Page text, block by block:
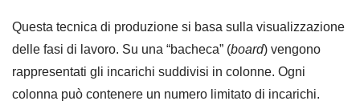
Questa tecnica di produzione si basa sulla visualizzazione
delle fasi di lavoro. Su una “bacheca” (board) vengono
rappresentati gli incarichi suddivisi in colonne. Ogni
colonna può contenere un numero limitato di incarichi.